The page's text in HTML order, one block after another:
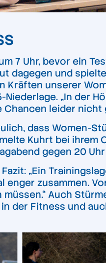
7 Uhr, bevor ein
dagegen und
Kräften unserer
„In der
leider nicht
dass Women-
Kuhrt bei
gegen 20
„Ein
zusammen.
Auch
der Fitness und